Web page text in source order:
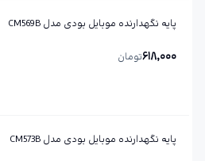
پایه نگهدارنده موبایل بودی مدل CM569B
618,000تومان
پایه نگهدارنده موبایل بودی مدل CM573B